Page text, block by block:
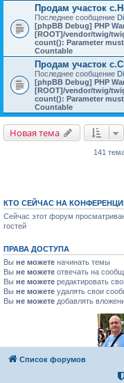
Продам участок
Последнее сообщение
[phpBB Debug] PHP
[ROOT]/vendor/twig/
count(): Parameter
Countable
Продам участок
Последнее сообщение
[phpBB Debug] PHP
[ROOT]/vendor/twig/
count(): Parameter
Countable
Новая тема
141
КТО СЕЙЧАС НА
Сейчас этот форум
гостей
ПРАВА ДОСТУПА
Вы не можете начинать темы
Вы не можете отвечать на
Вы не можете редактировать
Вы не можете удалять свои
Вы не можете добавлять
Список форумов